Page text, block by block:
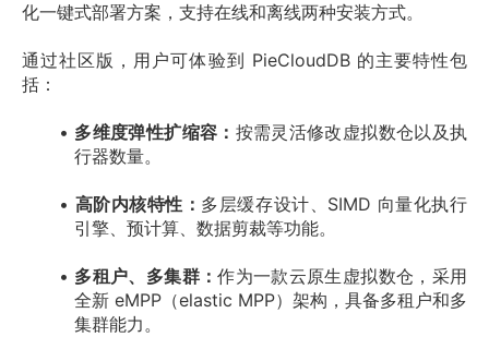
化一键式部署方案，支持在线和离线两种安装方式。
通过社区版，用户可体验到 PieCloudDB 的主要特性包
括：
多维度弹性扩缩容： 按需灵活修改虚拟数仓以及执
行器数量。
高阶内核特性： 多层缓存设计、SIMD 向量化执行
引擎、预计算、数据剪裁等功能。
多租户、多集群：作为一款云原生虚拟数仓，采用
全新 eMPP（elastic MPP）架构，具备多租户和多
集群能力。